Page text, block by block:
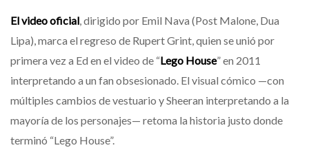
El video oficial, dirigido por Emil Nava (Post Malone, Dua
Lipa), marca el regreso de Rupert Grint, quien se unió por
primera vez a Ed en el video de “Lego House” en 2011
interpretando a un fan obsesionado. El visual cómico —con
múltiples cambios de vestuario y Sheeran interpretando a la
mayoría de los personajes— retoma la historia justo donde
terminó “Lego House”.